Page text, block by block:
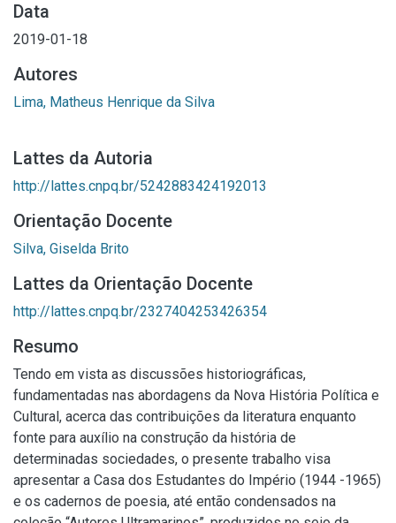
Data
2019-01-18
Autores
Lima, Matheus Henrique da Silva
Lattes da Autoria
http://lattes.cnpq.br/5242883424192013
Orientação Docente
Silva, Giselda Brito
Lattes da Orientação Docente
http://lattes.cnpq.br/2327404253426354
Resumo
Tendo em vista as discussões historiográficas,
fundamentadas nas abordagens da Nova História Política e
Cultural, acerca das contribuições da literatura enquanto
fonte para auxílio na construção da história de
determinadas sociedades, o presente trabalho visa
apresentar a Casa dos Estudantes do Império (1944 -1965)
e os cadernos de poesia, até então condensados na